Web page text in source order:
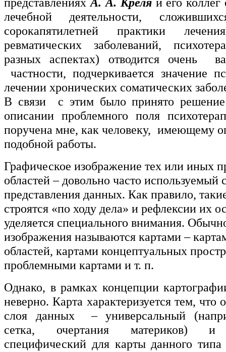
лечебной деятельности,
сорокапятилетней практики
ревматических заболеваний,
разных аспектах) отводится очень
частности, подчеркивается значение
лечении хронических соматических
В связи с этим было принято
описании проблемного поля
поручена мне, как человеку, имеющему
подобной работы.
Графическое изображение тех или иных
областей – довольно часто используемый
представления данных. Как правило,
строятся «по ходу дела» и рефлексии их
уделяется специального внимания.
изображения называются картами –
областей, картами концептуальных
проблемными картами и т. п.
Однако, в рамках концепции
неверно. Карта характеризуется тем, что
слоя данных – универсальный
сетка, очертания материков) и
специфический для карты данного типа